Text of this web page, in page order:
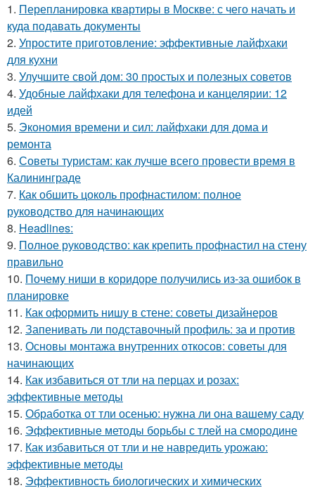
1. Перепланировка квартиры в Москве: с чего начать и
куда подавать документы
2. Упростите приготовление: эффективные лайфхаки
для кухни
3. Улучшите свой дом: 30 простых и полезных советов
4. Удобные лайфхаки для телефона и канцелярии: 12
идей
5. Экономия времени и сил: лайфхаки для дома и
ремонта
6. Советы туристам: как лучше всего провести время в
Калининграде
7. Как обшить цоколь профнастилом: полное
руководство для начинающих
8. Headlines:
9. Полное руководство: как крепить профнастил на стену
правильно
10. Почему ниши в коридоре получились из-за ошибок в
планировке
11. Как оформить нишу в стене: советы дизайнеров
12. Запенивать ли подставочный профиль: за и против
13. Основы монтажа внутренних откосов: советы для
начинающих
14. Как избавиться от тли на перцах и розах:
эффективные методы
15. Обработка от тли осенью: нужна ли она вашему саду
16. Эффективные методы борьбы с тлей на смородине
17. Как избавиться от тли и не навредить урожаю:
эффективные методы
18. Эффективность биологических и химических